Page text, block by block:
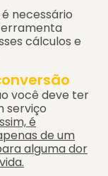
necessário
cálculos e
você deve ter
serviço
é
de um
alguma dor